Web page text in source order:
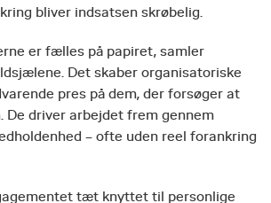
bliver indsatsen skrøbelig.
er fælles på papiret, samler
Det skaber organisatoriske
pres på dem, der forsøger at
De driver arbejdet frem gennem
– ofte uden reel forankring
tæt knyttet til personlige